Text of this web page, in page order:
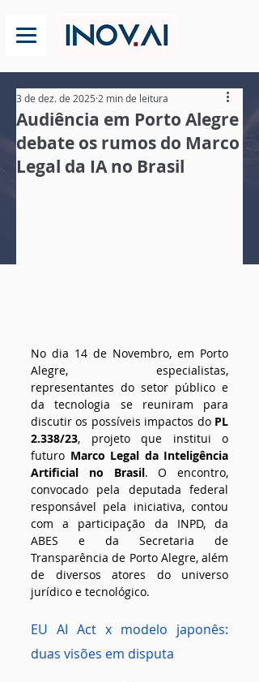
Audiência em Porto Alegre
debate os rumos do Marco
Legal da IA no Brasil
3 de dez. de 2025 2 min de leitura
No dia 14 de Novembro, em Porto
Alegre, especialistas,
representantes do setor público e
da tecnologia se reuniram para
discutir os possíveis impactos do PL
2.338/23, projeto que institui o
futuro Marco Legal da Inteligência
Artificial no Brasil. O encontro,
convocado pela deputada federal
responsável pela iniciativa, contou
com a participação da INPD, da
ABES e da Secretaria de
Transparência de Porto Alegre, além
de diversos atores do universo
jurídico e tecnológico.
EU AI Act x modelo japonês:
duas visões em disputa